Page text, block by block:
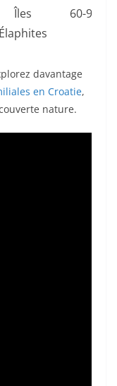
Îles
Élaphites
60-90
davantage
en Croatie,
nature.